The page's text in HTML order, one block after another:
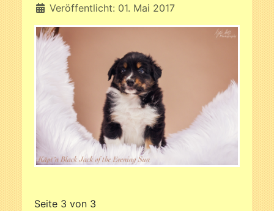
Veröffentlicht: 01. Mai 2017
Seite 3 von 3